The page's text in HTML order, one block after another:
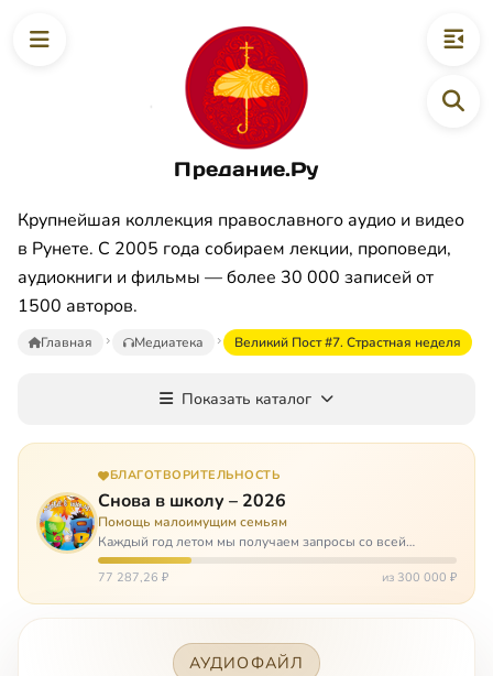
Предание.Ру
Крупнейшая коллекция православного аудио и видео
в Рунете. С 2005 года собираем лекции, проповеди,
аудиокниги и фильмы — более 30 000 записей от
1500 авторов.
Главная Медиатека Великий Пост #7. Страстная неделя
Показать каталог
БЛАГОТВОРИТЕЛЬНОСТЬ
Снова в школу – 2026
Помощь малоимущим семьям
Каждый год летом мы получаем запросы со всей
России: помогите собраться в школу. Семьи с больными
детьми или родителями, семьи без пап или мам,
77 287,26 ₽ из 300 000 ₽
АУДИОФАЙЛ